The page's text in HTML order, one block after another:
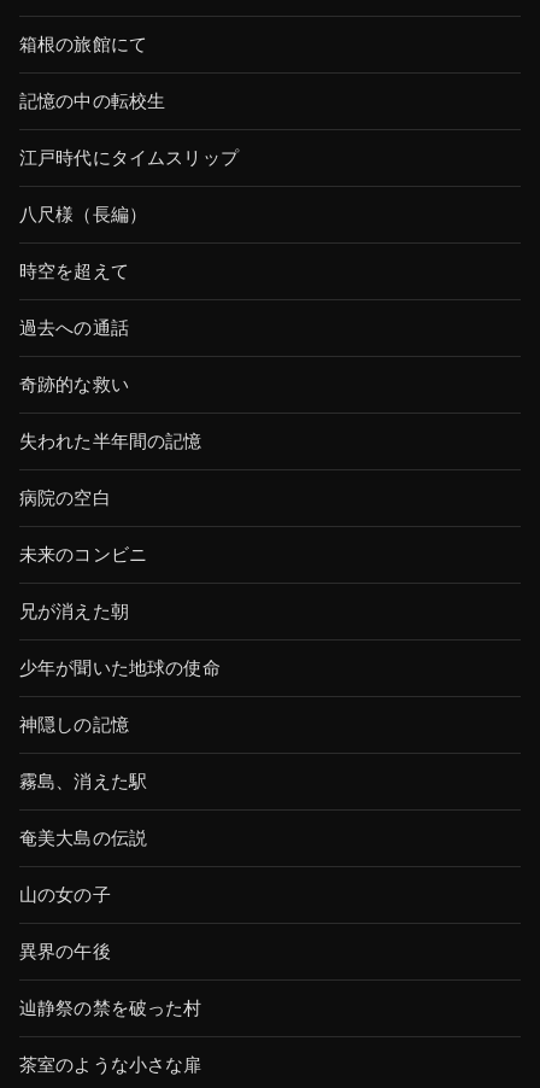
箱根の旅館にて
記憶の中の転校生
江戸時代にタイムスリップ
八尺様（長編）
時空を超えて
過去への通話
奇跡的な救い
失われた半年間の記憶
病院の空白
未来のコンビニ
兄が消えた朝
少年が聞いた地球の使命
神隠しの記憶
霧島、消えた駅
奄美大島の伝説
山の女の子
異界の午後
辿静祭の禁を破った村
茶室のような小さな扉